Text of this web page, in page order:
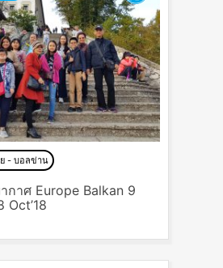
ย - บอลข่าน
กาศ Europe Balkan 9
Oct’18